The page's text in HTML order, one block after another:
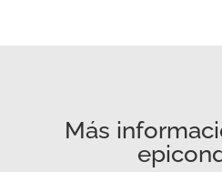
Más